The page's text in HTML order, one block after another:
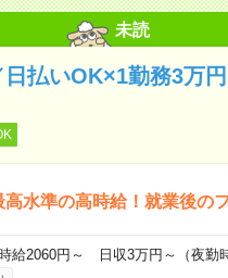
未読
払いOK×1勤務3万
水準の高時給！就業後の
2060円～ 日収3万円～（夜勤時